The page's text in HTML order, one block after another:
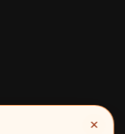
×